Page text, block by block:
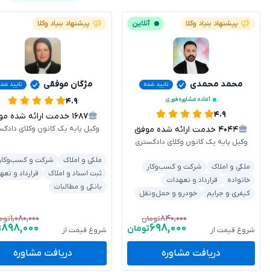
پیشنهاد بنیاد وکلا آنلاین
محمد محمدی
تایید شده
آماده مشاوره فوری
۴.۹
۴۰۴۴ خدمت ارائه شده موفق
وکیل پایه یک کانون وکلای دادگستری
ملکی و املاک
شرکت و کسب‌وکار
خانواده
قرارداد و تعهدات
کیفری و جرایم
خودرو و حمل‌ونقل
شروع قیمت از
۸۴۰,۰۰۰تومان
۶۹۸,۰۰۰تومان
دریافت مشاوره
پیشنهاد بنیاد وکلا
مژگان موفقی تایید
۴.۹
۱۶۸۷ خدمت ارائه شده موفق
وکیل پایه یک کانون وکلای
ملکی و املاک
شرکت و
ثبت اسناد و املاک
قرارداد و
بانکی و مطالبات
شروع قیمت از
۱,۰۸۰,۰۰۰
۸۹۸,۰۰۰
دریافت مشاوره